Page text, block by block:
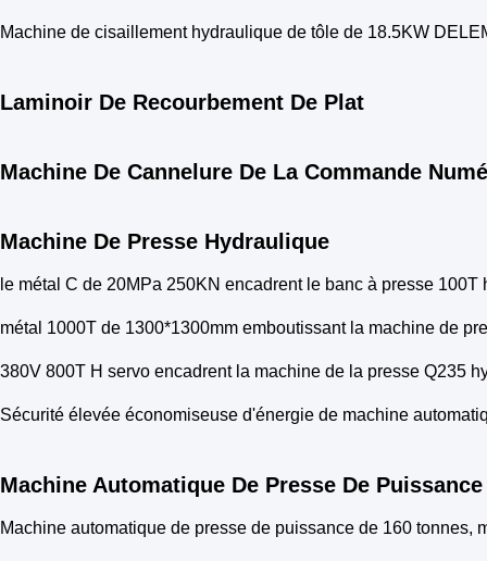
Machine de cisaillement hydraulique de tôle de 18.5KW
Laminoir De Recourbement De Plat
Machine De Cannelure De La Commande
Machine De Presse Hydraulique
le métal C de 20MPa 250KN encadrent le banc à presse 100T
métal 1000T de 1300*1300mm emboutissant la machine de
380V 800T H servo encadrent la machine de la presse Q235
Sécurité élevée économiseuse d'énergie de machine
Machine Automatique De Presse De Puissance
Machine automatique de presse de puissance de 160 tonnes,